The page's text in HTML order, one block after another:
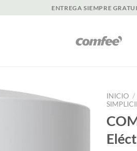
ENTREGA SIEMPRE
INICIO /